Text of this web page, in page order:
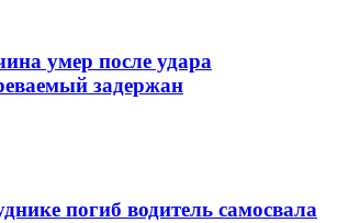
умер после удара
задержан
погиб водитель самосвала